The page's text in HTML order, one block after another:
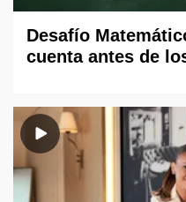
Desafío
cuenta antes de